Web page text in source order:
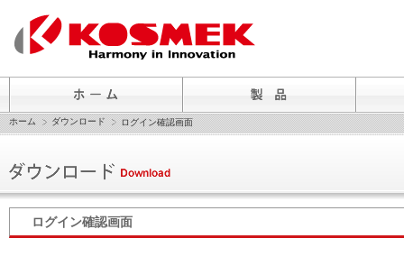
ホーム ダウンロード ログイン確認画面
ログイン確認画面